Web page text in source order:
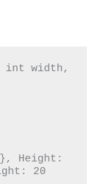
int width,
Height:
20